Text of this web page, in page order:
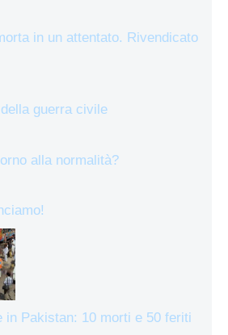
in un attentato. Rivendicato
guerra civile
alla normalità?
in Pakistan: 10 morti e 50 feriti